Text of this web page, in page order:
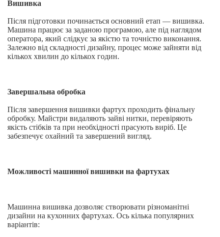
Вишивка
Після підготовки починається основний етап — вишивка.
Машина працює за заданою програмою, але під наглядом
оператора, який слідкує за якістю та точністю виконання.
Залежно від складності дизайну, процес може зайняти від
кількох хвилин до кількох годин.
Завершальна обробка
Після завершення вишивки фартух проходить фінальну
обробку. Майстри видаляють зайві нитки, перевіряють
якість стібків та при необхідності прасують виріб. Це
забезпечує охайний та завершений вигляд.
Можливості машинної вишивки на фартухах
Машинна вишивка дозволяє створювати різноманітні
дизайни на кухонних фартухах. Ось кілька популярних
варіантів: